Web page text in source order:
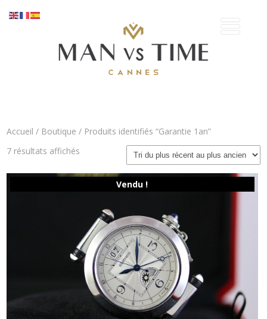
Accueil / Boutique / Produits identifiés “Garantie 1an”
7 résultats affichés
plus
ancien
Vendu !